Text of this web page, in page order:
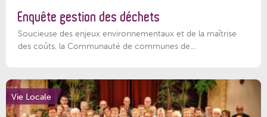
Enquête gestion des déchets
Soucieuse des enjeux environnementaux et de la maîtrise
des coûts, la Communauté de communes de...
Vie Locale